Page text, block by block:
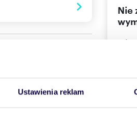
Ustawienia reklam
Nie